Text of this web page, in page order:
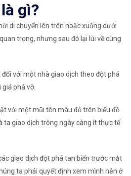
gì?
di chuyển lên trên hoặc xuống dưới
trọng, nhưng sau đó lại lùi về cùng
với một nhà giao dịch theo đột phá
phá vỡ.
với một mũi tên màu đỏ trên biểu đồ
ta giao dịch trông ngày càng ít thực tế
giao dịch đột phá tan biến trước mắt
ta phải quyết định xem mình nên ở